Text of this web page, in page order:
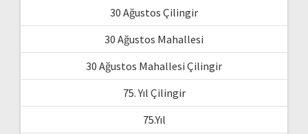
30 Ağustos Çilingir
30 Ağustos Mahallesi
30 Ağustos Mahallesi Çilingir
75. Yıl Çilingir
75.Yıl